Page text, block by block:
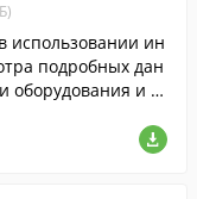
ин
подробных дан
оборудования и а